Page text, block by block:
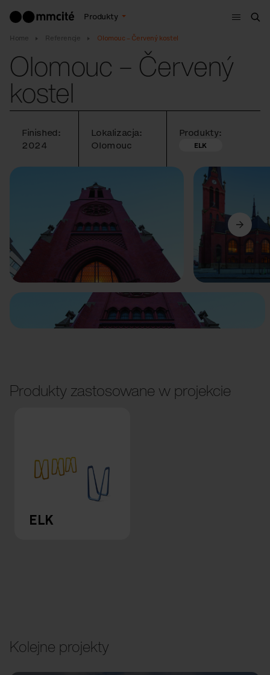
Produkty
Menu
Home Referencje Olomouc – Červený kostel
Olomouc – Červený
kostel
Finished:
2024
Lokalizacja:
Olomouc
Produkty:
ELK
Poprzedni Dalej
Produkty zastosowane w projekcie
ELK
Kolejne projekty